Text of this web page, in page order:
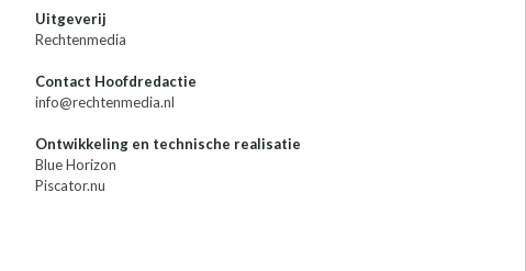
Uitgeverij
Rechtenmedia
Contact Hoofdredactie
info@rechtenmedia.nl
Ontwikkeling en technische realisatie
Blue Horizon
Piscator.nu